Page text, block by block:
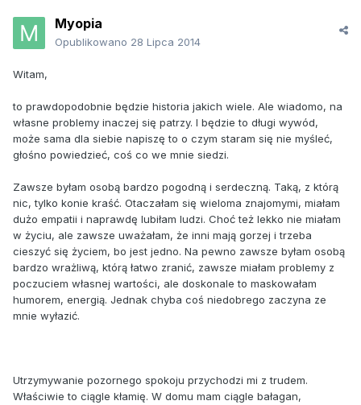
Myopia
Opublikowano 28 Lipca 2014
Witam,
to prawdopodobnie będzie historia jakich wiele. Ale wiadomo, na
własne problemy inaczej się patrzy. I będzie to długi wywód,
może sama dla siebie napiszę to o czym staram się nie myśleć,
głośno powiedzieć, coś co we mnie siedzi.
Zawsze byłam osobą bardzo pogodną i serdeczną. Taką, z którą
nic, tylko konie kraść. Otaczałam się wieloma znajomymi, miałam
dużo empatii i naprawdę lubiłam ludzi. Choć też lekko nie miałam
w życiu, ale zawsze uważałam, że inni mają gorzej i trzeba
cieszyć się życiem, bo jest jedno. Na pewno zawsze byłam osobą
bardzo wrażliwą, którą łatwo zranić, zawsze miałam problemy z
poczuciem własnej wartości, ale doskonale to maskowałam
humorem, energią. Jednak chyba coś niedobrego zaczyna ze
mnie wyłazić.
Utrzymywanie pozornego spokoju przychodzi mi z trudem.
Właściwie to ciągle kłamię. W domu mam ciągle bałagan,